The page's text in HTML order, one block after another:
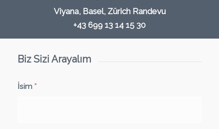
Viyana, Basel, Zürich Randevu
+43 699 13 14 15 30
Biz Sizi Arayalım
İsim *